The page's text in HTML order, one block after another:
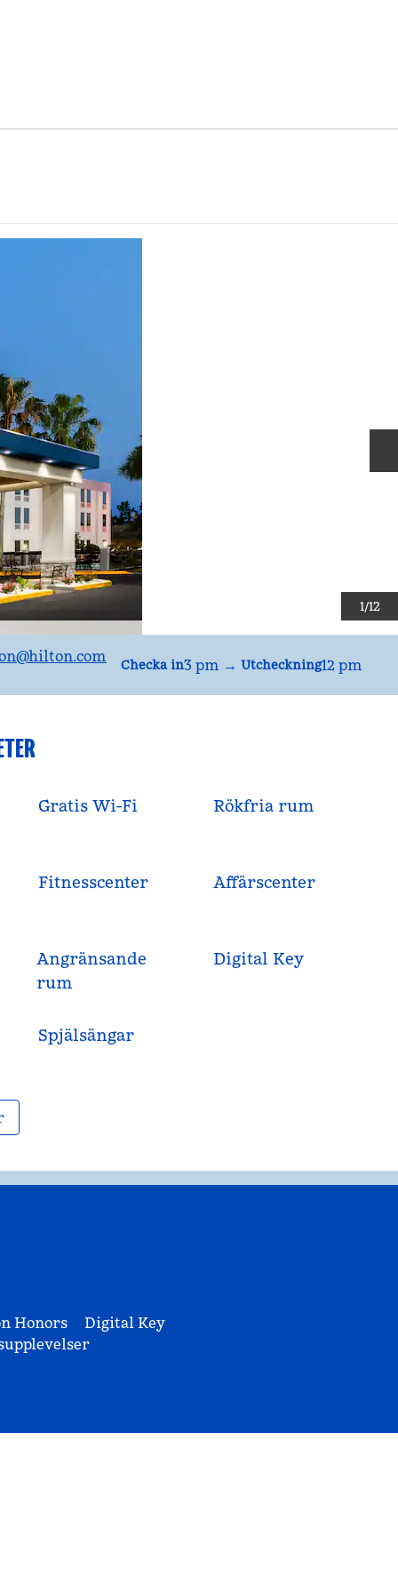
1/12
@hilton.com Checka in3 pm → Utcheckning12 pm
Gratis Wi-Fi Rökfria rum
Fitnesscenter Affärscenter
Angränsande
rum
Digital Key
Spjälsängar
Honors
Digital Key